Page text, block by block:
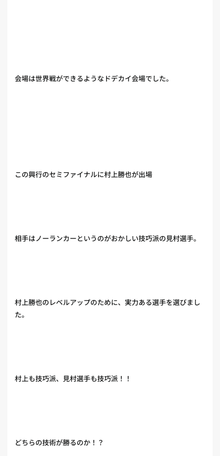
会場は世界戦ができるようなドデカイ会場でした。
この興行のセミファイナルに村上勝也が出場
相手はノーランカーというのがおかしい技巧派の見村選手。
村上勝也のレベルアップのために、実力ある選手を選びまし
た。
村上も技巧派、見村選手も技巧派！！
どちらの技術が勝るのか！？